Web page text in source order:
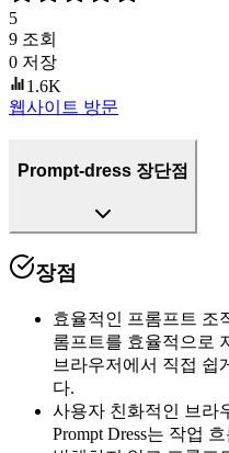
5
9 조회
0 저장
1.6K
웹사이트 방문
Prompt-dress 장단점
장점
효율적인 프롬프트 조
롬프트를 효율적으로
브라우저에서 직접 쉽
다.
사용자 친화적인 브라
Prompt Dress는 작업